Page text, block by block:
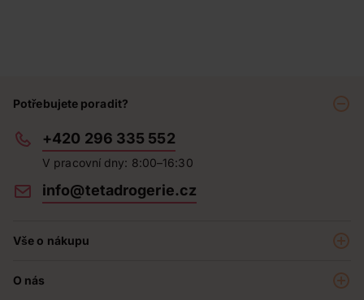
Potřebujete poradit?
+420 296 335 552
V pracovní dny: 8:00–16:30
info@tetadrogerie.cz
Vše o nákupu
O nás